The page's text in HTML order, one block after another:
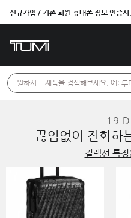
신규가입 / 기존 회원 휴대폰 정보 인증
원하시는 제품을 검색해보세요. 예: 투
19
끊임없이 진화하
컬렉션 특징